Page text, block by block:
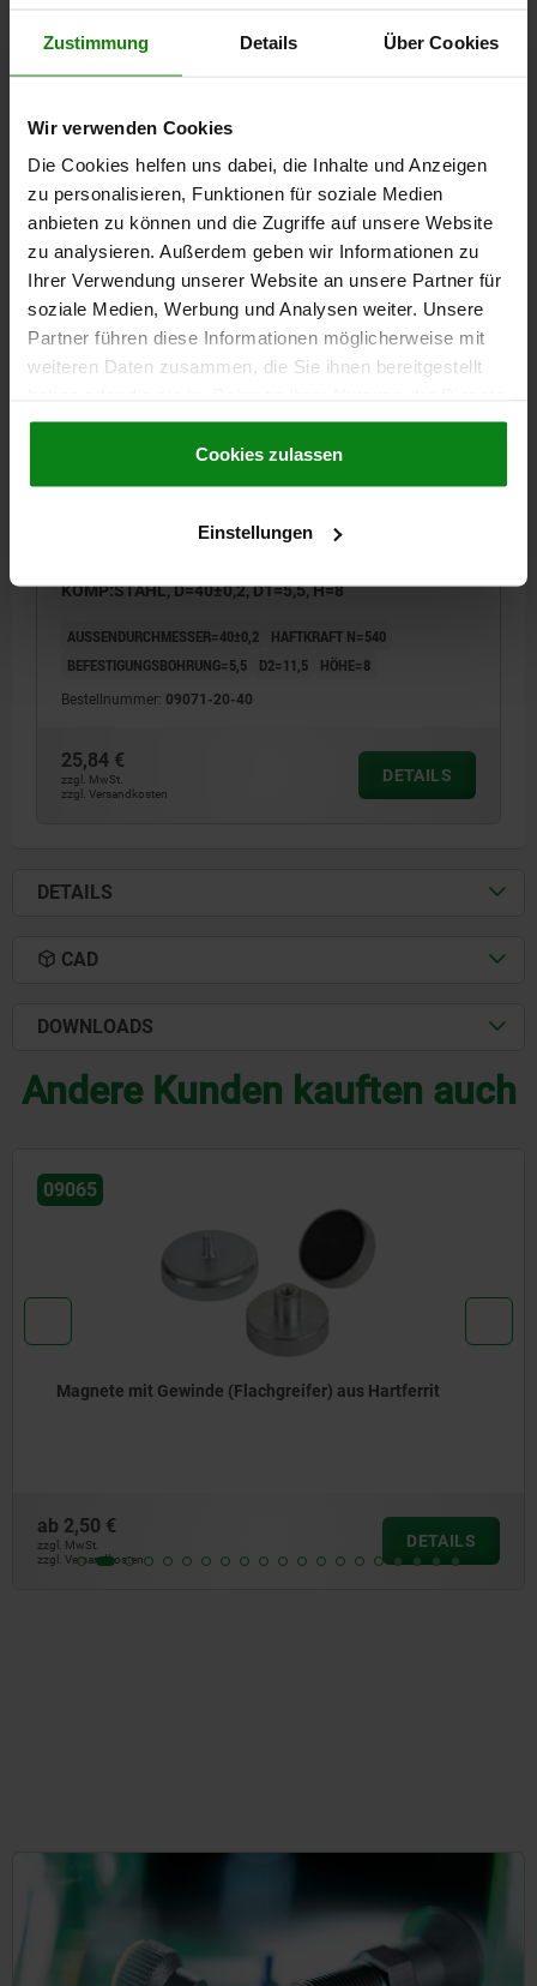
Zustimmung Details Über Cookies
Wir verwenden Cookies
Die Cookies helfen uns dabei, die Inhalte und Anzeigen
zu personalisieren, Funktionen für soziale Medien
anbieten zu können und die Zugriffe auf unsere Website
zu analysieren. Außerdem geben wir Informationen zu
Ihrer Verwendung unserer Website an unsere Partner für
soziale Medien, Werbung und Analysen weiter. Unsere
Partner führen diese Informationen möglicherweise mit
weiteren Daten zusammen, die Sie ihnen bereitgestellt
gesammelt haben.Cookie Richtlinien
Datenschutz|AGB
Cookies zulassen
Einstellungen
AUSSENDURCHMESSER=32±0,2
BEFESTIGUNGSBOHRUNG=5,5 D2=11,5 HÖHE=7
Bestellnummer:09071-20-32
15,56 €
zzgl. MwSt.
zzgl. Versandkosten
DETAILS
09071-20
KOMP:STAHL, D=40±0,2, D1=5,5, H=8
AUSSENDURCHMESSER=40±0,2
HAFTKRAFT N=540
BEFESTIGUNGSBOHRUNG=5,5
D2=11,5 HÖHE=8
Bestellnummer: 09071-20-40
25,84 €
zzgl. MwSt.
zzgl. Versandkosten
DETAILS
DETAILS
CAD
DOWNLOADS
Andere Kunden kauften auch
mit Gewinde (Flachgreifer) aus Hartferrit
ab
zzgl.